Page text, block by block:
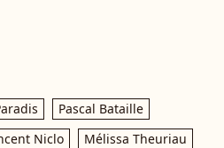
Pascal Bataille
Niclo
Mélissa Theuriau